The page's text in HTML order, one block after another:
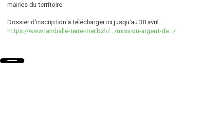
mairies du territoire.
Dossier d'inscription à télécharger ici jusqu'au 30 avril :
https://www.lamballe-terre-mer.bzh/.../mission-argent-de.../